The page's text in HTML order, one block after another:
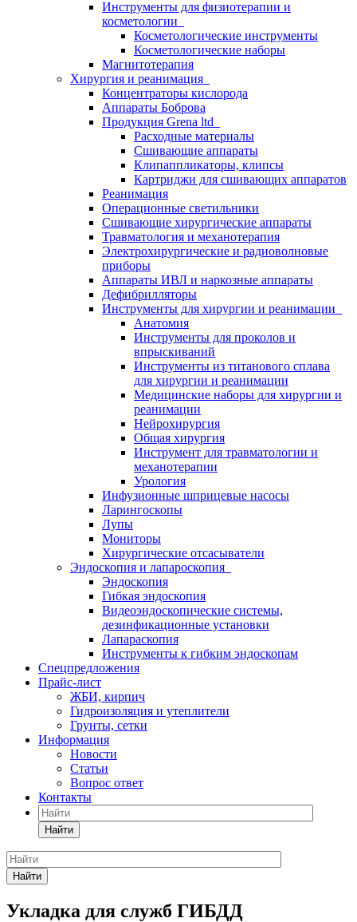
Инструменты для физиотерапии и
косметологии
Косметологические инструменты
Косметологические наборы
Магнитотерапия
Хирургия и реанимация
Концентраторы кислорода
Аппараты Боброва
Продукция Grena ltd
Расходные материалы
Сшивающие аппараты
Клипаппликаторы, клипсы
Картриджи для сшивающих аппаратов
Реанимация
Операционные светильники
Сшивающие хирургические аппараты
Травматология и механотерапия
Электрохирургические и радиоволновые
приборы
Аппараты ИВЛ и наркозные аппараты
Дефибрилляторы
Инструменты для хирургии и реанимации
Анатомия
Инструменты для проколов и
впрыскиваний
Инструменты из титанового сплава
для хирургии и реанимации
Медицинские наборы для хирургии и
реанимации
Нейрохирургия
Общая хирургия
Инструмент для травматологии и
механотерапии
Урология
Инфузионные шприцевые насосы
Ларингоскопы
Лупы
Мониторы
Хирургические отсасыватели
Эндоскопия и лапароскопия
Эндоскопия
Гибкая эндоскопия
Видеоэндоскопические системы,
дезинфикационные установки
Лапараскопия
Инструменты к гибким эндоскопам
Спецпредложения
Прайс-лист
ЖБИ, кирпич
Гидроизоляция и утеплители
Грунты, сетки
Информация
Новости
Статьи
Вопрос ответ
Контакты
Найти
Найти
Укладка для служб ГИБДД